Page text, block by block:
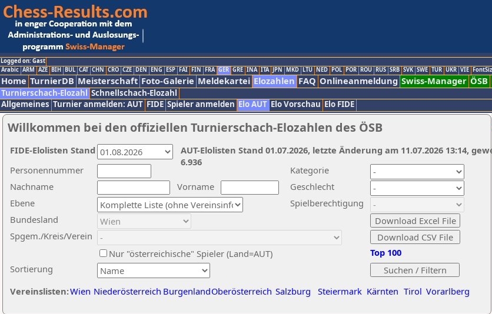
Logged on: Gast
Arabic ARM AZE BIH BUL CAT CHN CRO CZE DEN ENG ESP FAI FIN FRA GER GRE INA ITA JPN MKD LTU NED POL POR ROU RUS SRB SVK SWE TUR UKR VIE
Home TurnierDB Meisterschaft Foto-Galerie Meldekartei Elozahlen FAQ Onlineanmeldung Swiss-Manager ÖSB
Turnierschach-Elozahl Schnellschach-Elozahl
Allgemeines Turnier anmelden: AUT FIDE Spieler anmelden Elo AUT Elo Vorschau Elo FIDE
Willkommen bei den offiziellen Turnierschach-Elozahlen des ÖSB
Nachname
Vorname
Ebene
Kategorie
Sortierung
Personennummer
Bundesland
Spgem./Kreis/Verein
Geschlecht
Nur "österreichische" Spieler (Land=AUT)
Spielberechtigung
Vereinslisten:Wien Niederösterreich BurgenlandOberösterreich Salzburg Steiermark Kärnten Tirol Vorarlberg
Top 100
AUT-Elolisten Stand 01.07.2026, letzte Änderung am 11.07.2026 13:14,
6.936
FIDE-Elolisten Stand